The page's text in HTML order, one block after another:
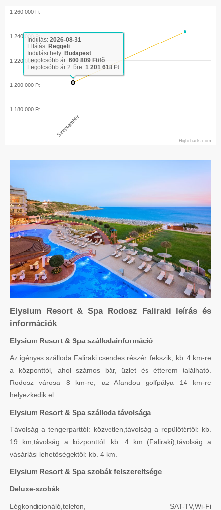
Szeptember
1 200 000 Ft
1 220 000 Ft
1 240 000 Ft
1 180 000 Ft
1 260 000 Ft
Highcharts.com
Indulás: 2026-08-31
Ellátás: Reggeli
Indulási hely: Budapest
Legolcsóbb ár: 600 809 Ft/fő
Legolcsóbb ár 2 főre: 1 201 618 Ft
Elysium Resort & Spa Rodosz Faliraki leírás és
információk
Elysium Resort & Spa szállodainformáció
Az igényes szálloda Faliraki csendes részén fekszik, kb. 4 km-re
a központtól, ahol számos bár, üzlet és étterem található.
Rodosz városa 8 km-re, az Afandou golfpálya 14 km-re
helyezkedik el.
Elysium Resort & Spa szálloda távolsága
Távolság a tengerparttól: közvetlen,távolság a repülőtértől: kb.
19 km,távolság a központtól: kb. 4 km (Faliraki),távolság a
vásárlási lehetőségektől: kb. 4 km.
Elysium Resort & Spa szobák felszereltsége
Deluxe-szobák
Légkondicionáló,telefon, SAT-TV,Wi-Fi